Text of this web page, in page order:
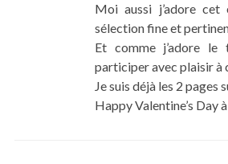
Moi aussi j’adore cet
sélection fine et
Et comme j’adore
participer avec plaisir à
Je suis déjà les 2 pages
Happy Valentine’s Day